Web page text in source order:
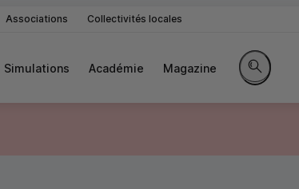
Associations Collectivités locales
Simulations Académie Magazine